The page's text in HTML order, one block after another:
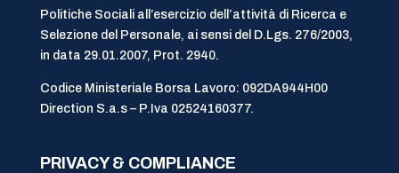
Politiche Sociali all’esercizio dell’attività di Ricerca e
Selezione del Personale, ai sensi del D.Lgs. 276/2003,
in data 29.01.2007, Prot. 2940.
Codice Ministeriale Borsa Lavoro: 092DA944H00
Direction S.a.s – P.Iva 02524160377.
PRIVACY & COMPLIANCE